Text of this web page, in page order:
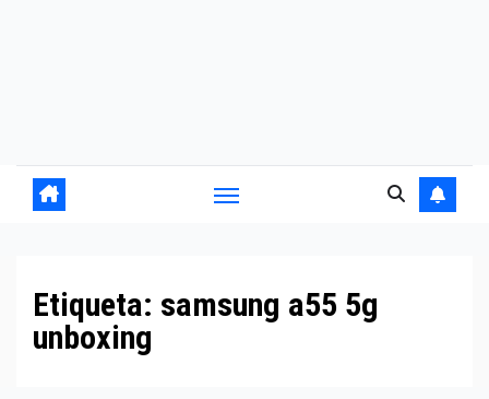
Etiqueta: samsung a55 5g
unboxing